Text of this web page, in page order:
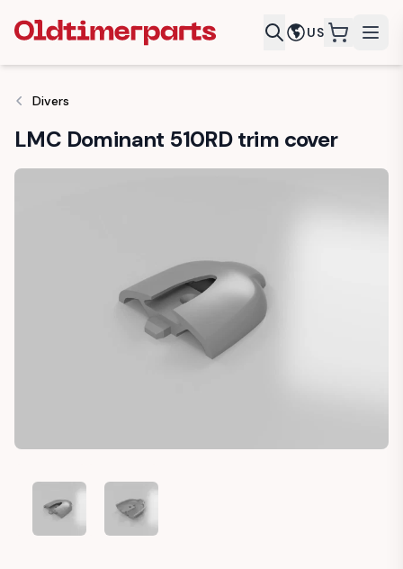
US
Divers
LMC Dominant 510RD trim cover
LMC DOMINANT 510RD TRIM COVER
LMC DOMINANT 510RD TRIM COVER